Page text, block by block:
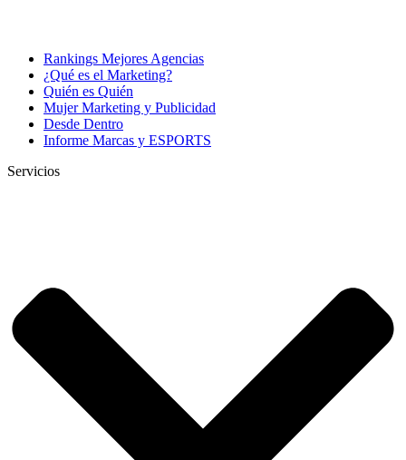
Rankings Mejores Agencias
¿Qué es el Marketing?
Quién es Quién
Mujer Marketing y Publicidad
Desde Dentro
Informe Marcas y ESPORTS
Servicios